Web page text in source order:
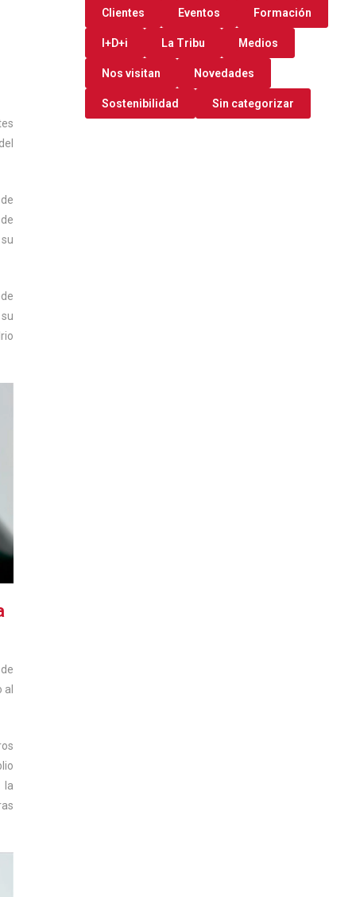
la
Clientes Eventos Formación
I+D+i La Tribu Medios
Nos visitan Novedades
Sostenibilidad Sin categorizar